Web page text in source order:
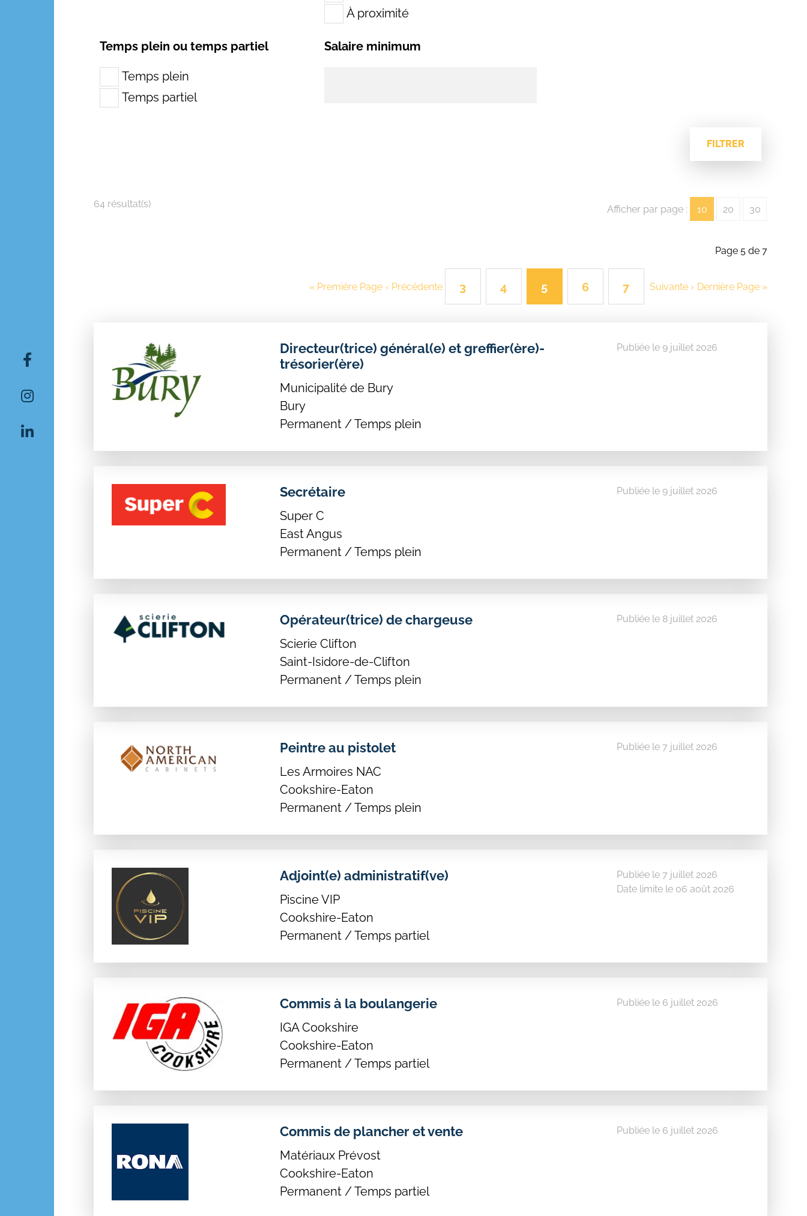
À proximité
Temps plein ou temps partiel
Temps plein
Temps partiel
Salaire minimum
FILTRER
64 résultat(s) Afficher par page : 10 20 30
Page 5 de 7
« Première Page ‹ Précédente 3 4 5 6 7 Suivante › Dernière Page »
Directeur(trice) général(e) et greffier(ère)-
trésorier(ère)
Municipalité de Bury
Bury
Permanent / Temps plein
Publiée le 9 juillet 2026
Secrétaire
Super C
East Angus
Permanent / Temps plein
Publiée le 9 juillet 2026
Opérateur(trice) de chargeuse
Scierie Clifton
Saint-Isidore-de-Clifton
Permanent / Temps plein
Publiée le 8 juillet 2026
Peintre au pistolet
Les Armoires NAC
Cookshire-Eaton
Permanent / Temps plein
Publiée le 7 juillet 2026
Adjoint(e) administratif(ve)
Piscine VIP
Cookshire-Eaton
Permanent / Temps partiel
Publiée le 7 juillet 2026
Date limite le 06 août 2026
Commis à la boulangerie
IGA Cookshire
Cookshire-Eaton
Permanent / Temps partiel
Publiée le 6 juillet 2026
Commis de plancher et vente
Matériaux Prévost
Cookshire-Eaton
Permanent / Temps partiel
Publiée le 6 juillet 2026
Rechercher: